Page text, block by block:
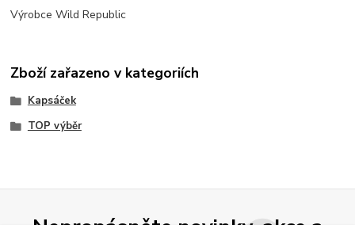
Výrobce Wild Republic
Zboží zařazeno v kategoriích
Kapsáček
TOP výběr